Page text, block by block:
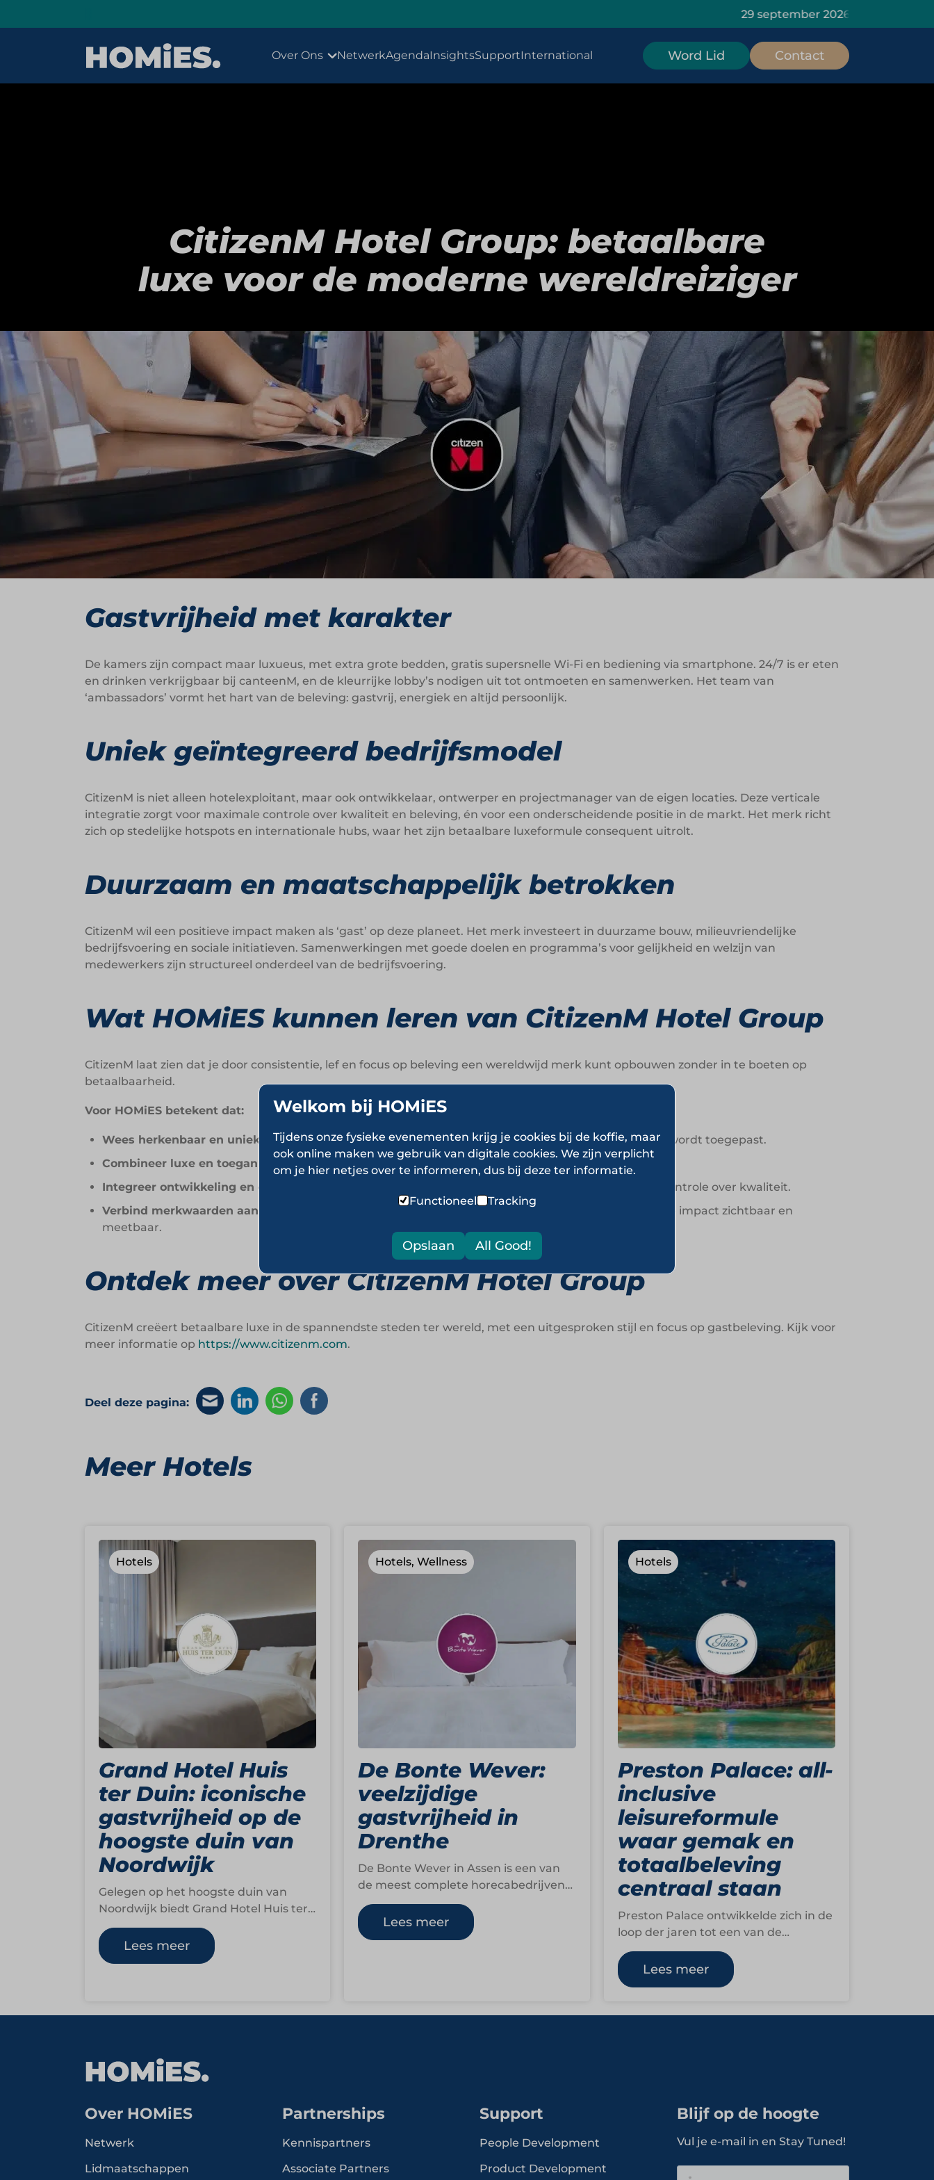
29 september 2026: HOMiES Masterclass
Over Ons NetwerkAgendaInsightsSupportInternational Word Lid Contact
CitizenM Hotel Group: betaalbare
luxe voor de moderne wereldreiziger
CitizenM is een vernieuwend hotelconcept dat de traditionele hotelervaring heeft doorbroken. Het merk richt zich op de moderne,
stedelijke reiziger die luxe wil ervaren op toplocaties, maar tegen een betaalbare prijs. Met hotels in het hart van wereldsteden en bij
belangrijke luchthavens biedt CitizenM een hybride plek om te overnachten, werken, ontmoeten en ontspannen.
Van disruptief idee naar wereldwijd netwerk
Sinds de oprichting heeft CitizenM zich gepositioneerd als een ‘new breed of hotel’. Het combineert het design en comfort van luxe
hotels met een prijsstelling die toegankelijk blijft voor een breed publiek. Van drie hotels in Amsterdam en één in Rotterdam is het
merk uitgegroeid tot een internationale speler met locaties in onder meer Londen, Parijs, New York, Boston, Miami, Seattle, Kuala
Lumpur en Taipei. Elk hotel ademt dezelfde uitgesproken stijl: bold, artistiek en onmiskenbaar CitizenM.
Gastvrijheid met karakter
De kamers zijn compact maar luxueus, met extra grote bedden, gratis supersnelle Wi-Fi en bediening via smartphone. 24/7 is er eten
en drinken verkrijgbaar bij canteenM, en de kleurrijke lobby’s nodigen uit tot ontmoeten en samenwerken. Het team van
‘ambassadors’ vormt het hart van de beleving: gastvrij, energiek en altijd persoonlijk.
Uniek geïntegreerd bedrijfsmodel
CitizenM is niet alleen hotelexploitant, maar ook ontwikkelaar, ontwerper en projectmanager van de eigen locaties. Deze verticale
integratie zorgt voor maximale controle over kwaliteit en beleving, én voor een onderscheidende positie in de markt. Het merk richt
zich op stedelijke hotspots en internationale hubs, waar het zijn betaalbare luxeformule consequent uitrolt.
Duurzaam en maatschappelijk betrokken
CitizenM wil een positieve impact maken als ‘gast’ op deze planeet. Het merk investeert in duurzame bouw, milieuvriendelijke
bedrijfsvoering en sociale initiatieven. Samenwerkingen met goede doelen en programma’s voor gelijkheid en welzijn van
medewerkers zijn structureel onderdeel van de bedrijfsvoering.
Wat HOMiES kunnen leren van CitizenM Hotel Group
CitizenM laat zien dat je door consistentie, lef en focus op beleving een wereldwijd merk kunt opbouwen zonder in te boeten op
betaalbaarheid.
Voor HOMiES betekent dat:
Wees herkenbaar en uniek.
Ontwikkel een visuele en merkidentiteit die direct opvalt en consistent wordt toegepast.
Combineer luxe en toegankelijkheid.Maak high-end beleving bereikbaar voor een breder publiek.
Integreer ontwikkeling en exploitatie.
Door zelf te bouwen en te exploiteren behoud je maximale controle over kwaliteit.
Verbind merkwaarden aan maatschappelijke verantwoordelijkheid.
Maak duurzaamheid en sociale impact zichtbaar en
meetbaar.
Ontdek meer over CitizenM Hotel Group
CitizenM creëert betaalbare luxe in de spannendste steden ter wereld, met een uitgesproken stijl en focus op gastbeleving. Kijk voor
meer informatie op https://www.citizenm.com.
Deel deze pagina:
Meer Hotels
Hotels
Grand Hotel Huis
ter Duin: iconische
gastvrijheid op de
hoogste duin van
Noordwijk
Gelegen op het hoogste duin van
Noordwijk biedt Grand Hotel Huis ter
Duin een luxe toevluchtsoord aan zee,
waar uitwaaien…
Lees meer
Hotels, Wellness
De Bonte Wever:
veelzijdige
gastvrijheid in
Drenthe
De Bonte Wever in Assen is een van
de meest complete horecabedrijven
van Nederland. Het viersterren
superior hotel combineert hotellerie,…
Lees meer
Hotels
Preston Palace: all-
inclusive
leisureformule
waar gemak en
totaalbeleving
centraal staan
Preston Palace ontwikkelde zich in de
loop der jaren tot een van de
bekendste all-inclusive family resorts
van Nederland. Vanuit…
Lees meer
Over HOMiES
Netwerk
Lidmaatschappen
Partnerships
Kennispartners
Associate Partners
Support
People Development
Product Development
Blijf op de hoogte
Vul je e-mail in en Stay Tuned!
Welkom bij HOMiES
Tijdens onze fysieke evenementen krijg je cookies bij de koffie, maar
ook online maken we gebruik van digitale cookies. We zijn verplicht
om je hier netjes over te informeren, dus bij deze ter informatie.
Functioneel Tracking
Opslaan All Good!